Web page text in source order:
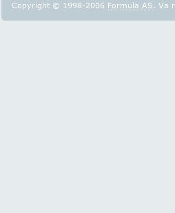
Copyright © 1998-2006 Formula AS. Va